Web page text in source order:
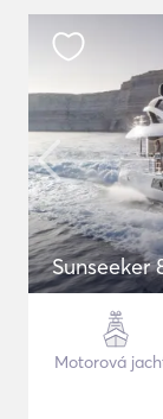
Sunseeker
Motorová